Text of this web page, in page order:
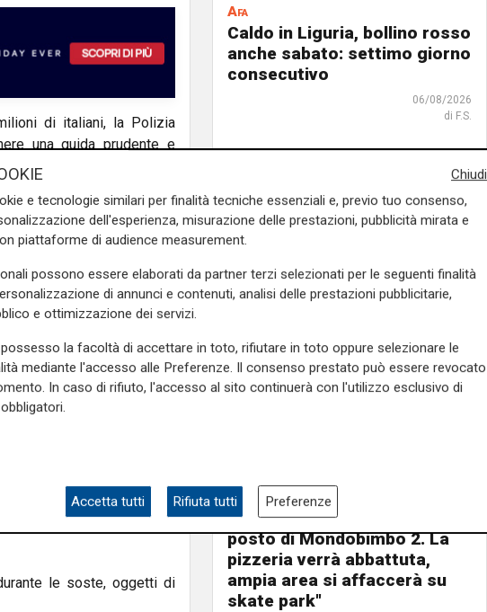
di italiani, la Polizia
una guida prudente e
da assumere
allo stato degli
di luci, freni,
e quello dell’acqua
lasciando liberi gli spazi
alcoliche;
con le cinture di
e/o sedili di sicurezza
le soste, oggetti di
Afa
Caldo in Liguria, bollino rosso
anche sabato: settimo giorno
consecutivo
06/08/2026
di F.S.
Ass. Viscogliosi a Telenord:
"A Puntavagno un'area cani al
posto di Mondobimbo 2. La
pizzeria verrà abbattuta,
ampia area si affaccerà su
skate park"
Chiudi
e tecnologie similari per finalità tecniche essenziali e, previo tuo consenso,
dell'esperienza, misurazione delle prestazioni, pubblicità mirata e
piattaforme di audience measurement.
possono essere elaborati da partner terzi selezionati per le seguenti finalità
di annunci e contenuti, analisi delle prestazioni pubblicitarie,
e ottimizzazione dei servizi.
la facoltà di accettare in toto, rifiutare in toto oppure selezionare le
mediante l'accesso alle Preferenze. Il consenso prestato può essere revocato
In caso di rifiuto, l'accesso al sito continuerà con l'utilizzo esclusivo di
Accetta tutti Rifiuta tutti Preferenze